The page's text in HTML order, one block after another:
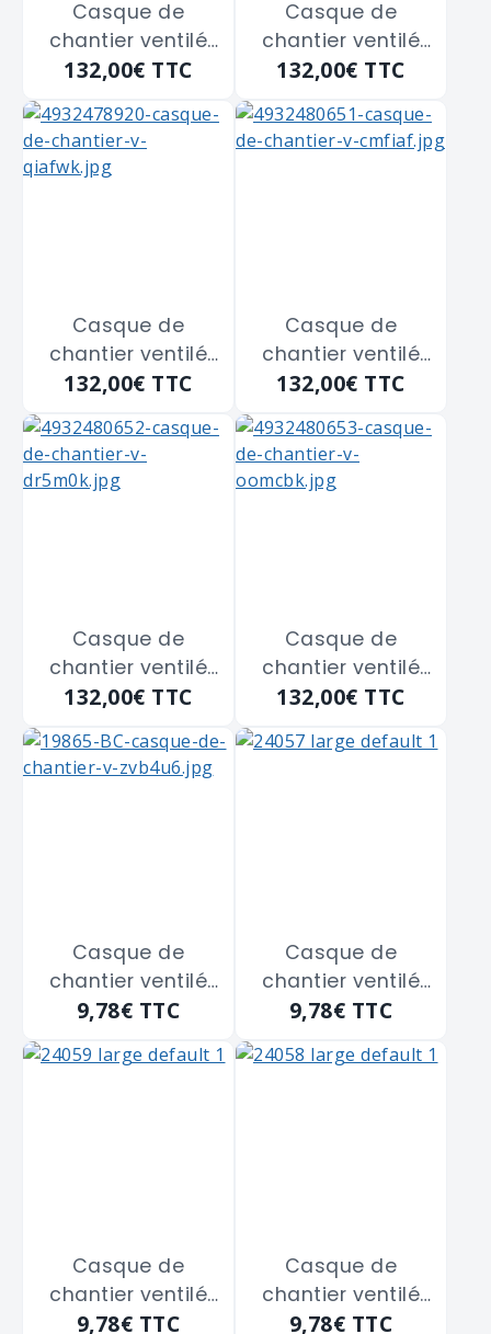
Casque de
chantier ventilé
bolt 200
"4932478918"
Jaune
132,00€ TTC
Casque de
chantier ventilé
bolt 200
"4932478919"
Rouge
132,00€ TTC
Casque de
chantier ventilé
bolt 200
"4932478920" Noir
132,00€ TTC
Casque de
chantier ventilé
bolt 200
"4932480651" Bleu
132,00€ TTC
Casque de
chantier ventilé
bolt 200
"4932480652"
Vert
132,00€ TTC
Casque de
chantier ventilé
bolt 200
"4932480653"
132,00€ TTC
Casque de
chantier ventilé
EVO2 JSP
"AJF030-000-100"
blanc
9,78€ TTC
Casque de
chantier ventilé
EVO2 JSP
"AJF030-000-200"
jaune
9,78€ TTC
Casque de
chantier ventilé
EVO2 JSP
9,78€ TTC
Casque de
chantier ventilé
EVO2 JSP
9,78€ TTC